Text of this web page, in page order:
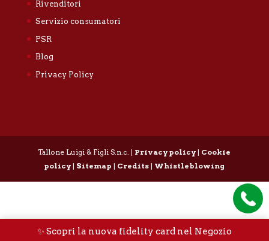
Rivenditori
Servizio consumatori
PSR
Blog
Privacy Policy
Tallone Luigi & Figli S.n.c. | Privacy policy | Cookie
policy | Sitemap | Credits | Whistleblowing
✨ Scopri la nuova fidelity card nel Negozio